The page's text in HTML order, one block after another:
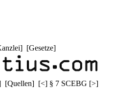
] [Gesetze]
[Quellen] [<] § 7 SCEBG [>]